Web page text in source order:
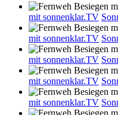
mit sonnenklar.TV
mit sonnenklar.TV
mit sonnenklar.TV
mit sonnenklar.TV
mit sonnenklar.TV